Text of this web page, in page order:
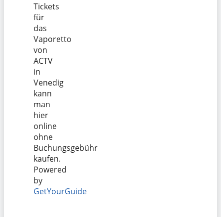
Tickets
für
das
Vaporetto
von
ACTV
in
Venedig
kann
man
hier
online
ohne
Buchungsgebühr
kaufen.
Powered
by
GetYourGuide